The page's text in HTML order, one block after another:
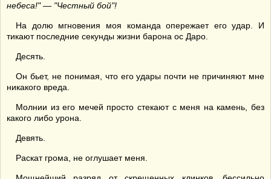
небеса!" — "Честный бой"!
На долю мгновения моя команда опережает его удар. И
тикают последние секунды жизни барона ос Даро.
Десять.
Он бьет, не понимая, что его удары почти не причиняют мне
никакого вреда.
Молнии из его мечей просто стекают с меня на камень, без
какого либо урона.
Девять.
Раскат грома, не оглушает меня.